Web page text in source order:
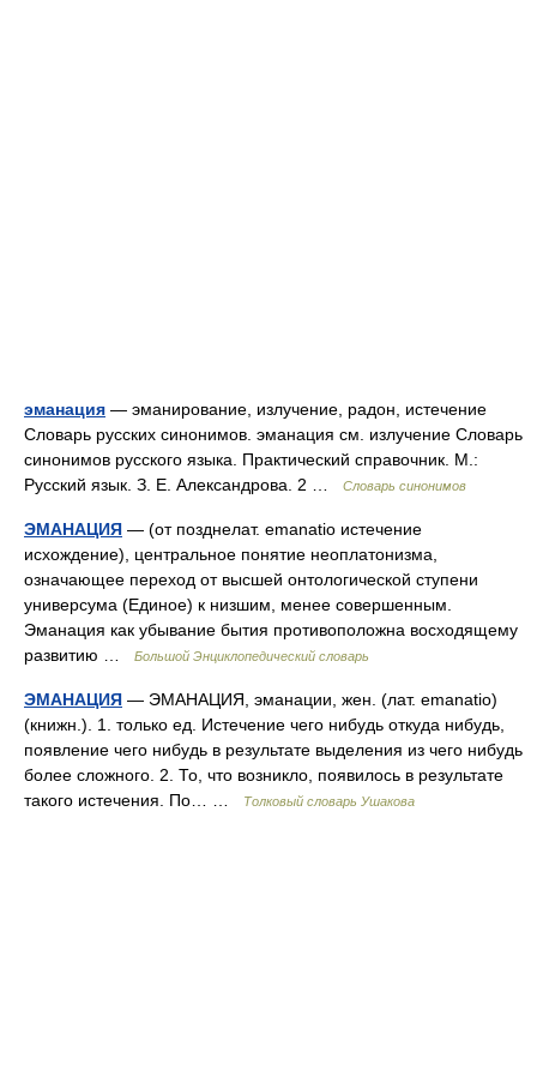
эманация — эманирование, излучение, радон, истечение
Словарь русских синонимов. эманация см. излучение Словарь
синонимов русского языка. Практический справочник. М.:
Русский язык. З. Е. Александрова. 2 …
Словарь синонимов
ЭМАНАЦИЯ — (от позднелат. emanatio истечение
исхождение), центральное понятие неоплатонизма,
означающее переход от высшей онтологической ступени
универсума (Единое) к низшим, менее совершенным.
Эманация как убывание бытия противоположна восходящему
развитию …
Большой Энциклопедический словарь
ЭМАНАЦИЯ — ЭМАНАЦИЯ, эманации, жен. (лат. emanatio)
(книжн.). 1. только ед. Истечение чего нибудь откуда нибудь,
появление чего нибудь в результате выделения из чего нибудь
более сложного. 2. То, что возникло, появилось в результате
такого истечения. По… …
Толковый словарь Ушакова